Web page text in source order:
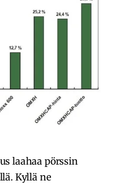
laahaa pörssin
Kyllä ne